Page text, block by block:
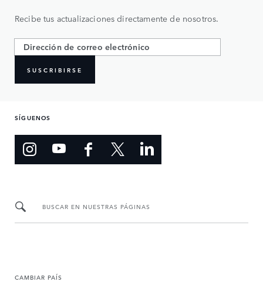
Recibe tus actualizaciones directamente de nosotros.
SUSCRIBIRSE
SÍGUENOS
BUSCAR EN NUESTRAS PÁGINAS
CAMBIAR PAÍS